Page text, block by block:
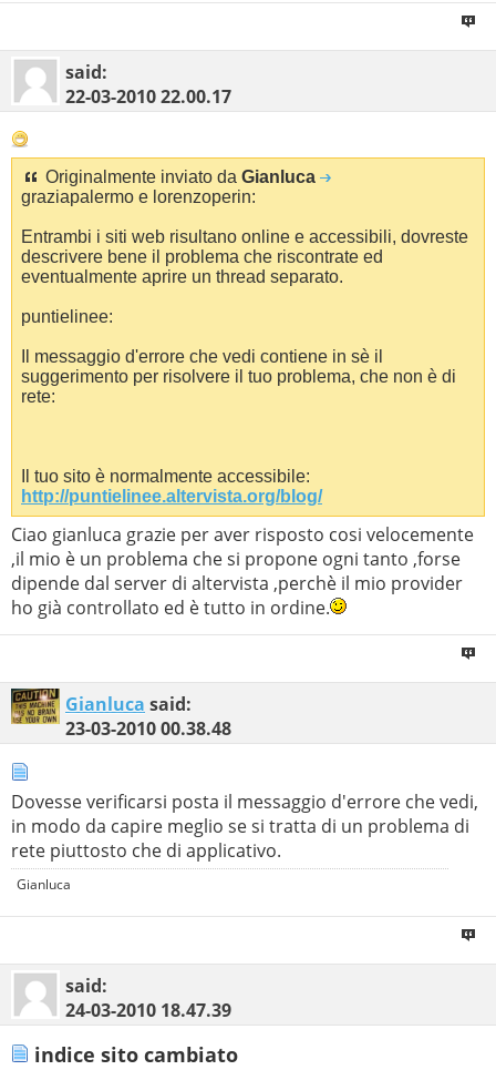
DNS-Server. . . . . . . . . . . . :
Lease läuft ab. . . . . . . . . . :
Ethernetadapter Bluetooth-Netzwerkverbindung:
Medienstatus. . . . . . . . . . . : Es
Beschreibung. . . . . . . . . . . : Bluetooth-
Physikalische Adresse . . . . . . : 00-10-C6-
Verbindung mit lorenzoperin.altervista.org wurde
220-Sei l'utente numero 12 di 80 consentiti
220-L'ora locale è 20:15. Porta del server: 21.
220-Questo è un sistema privato - Nessun login anonimo
220 Sarai disconnesso dopo 5 minuti di inattività.
530 Autenticazione fallita, controlla di aver inserito
Anmeldung fehlgeschlagen.
ftp> quit
221-Arrivederci. Hai uploadato 0 e downloadato 0
221 Logout.
said:
22-03-201022.00.17
Originalmente inviato da Gianluca
graziapalermo e lorenzoperin:
Entrambi i siti web risultano online e accessibili, dovreste
descrivere bene il problema che riscontrate ed
eventualmente aprire un thread separato.
puntielinee:
Il messaggio d'errore che vedi contiene in sè il
suggerimento per risolvere il tuo problema, che non è di
rete:
Il tuo sito è normalmente accessibile:
http://puntielinee.altervista.org/blog/
Ciao gianluca grazie per aver risposto cosi velocemente
,il mio è un problema che si propone ogni tanto ,forse
dipende dal server di altervista ,perchè il mio provider
ho già controllato ed è tutto in ordine.
Gianluca said:
23-03-201000.38.48
Dovesse verificarsi posta il messaggio d'errore che vedi,
in modo da capire meglio se si tratta di un problema di
rete piuttosto che di applicativo.
Gianluca
said:
24-03-2010 18.47.39
indice sito cambiato